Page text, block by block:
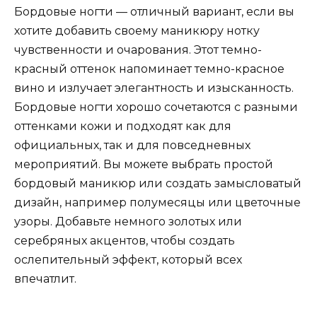
Бордовые ногти — отличный вариант, если вы
хотите добавить своему маникюру нотку
чувственности и очарования. Этот темно-
красный оттенок напоминает темно-красное
вино и излучает элегантность и изысканность.
Бордовые ногти хорошо сочетаются с разными
оттенками кожи и подходят как для
официальных, так и для повседневных
мероприятий. Вы можете выбрать простой
бордовый маникюр или создать замысловатый
дизайн, например полумесяцы или цветочные
узоры. Добавьте немного золотых или
серебряных акцентов, чтобы создать
ослепительный эффект, который всех
впечатлит.